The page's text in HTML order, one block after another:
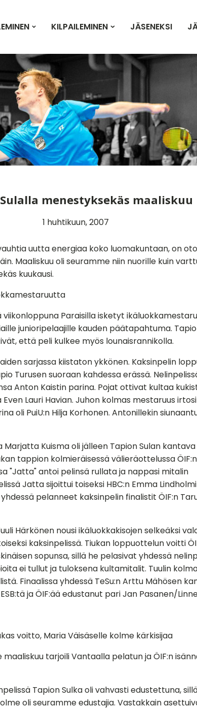
KILPAILEMINEN JÄSENEKSI
menestyksekäs maaliskuu
1 huhtikuun, 2007
uutta energiaa koko luomakuntaan, on
Maaliskuu oli seuramme niin nuorille kuin
kuukausi.
viikonloppuna Paraisilla isketyt
junioripelaajille kauden päätapahtuma.
että peli kulkee myös lounaisrannikolla.
sarjassa kiistaton ykkönen. Kaksinpelin
Turusen suoraan kahdessa erässä.
Anton Kaistin parina. Pojat ottivat kultaa
Lauri Havian. Juhon kolmas mestaruus irtosi
oli PuiU:n Hilja Korhonen. Antonillekin
Marjatta Kuisma oli jälleen Tapion Sulan
tappion kolmieräisessä välieräottelussa
"Jatta" antoi pelinsä rullata ja nappasi mitalin
Jatta sijoittui toiseksi HBC:n Emma
pelanneet kaksinpelin finalistit ÖIF:n
Härkönen nousi ikäluokkakisojen selkeäksi
kaksinpelissä. Tiukan loppuottelun voitti
sopunsa, sillä he pelasivat yhdessä
ei tullut ja tuloksena kultamitalit. Tuulin
Finaalissa yhdessä TeSu:n Arttu Mähösen
ja ÖIF:ää edustanut pari Jan Pasanen/
voitto, Maria Väisäselle kolme kärkisijaa
maaliskuu tarjoili Vantaalla pelatun ja ÖIF:n
Tapion Sulka oli vahvasti edustettuna,
oli seuramme edustajia. Vastakkain